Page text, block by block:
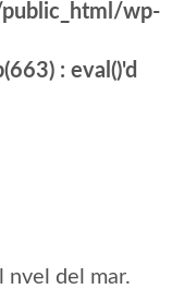
wp-
: eval()'d
del mar.